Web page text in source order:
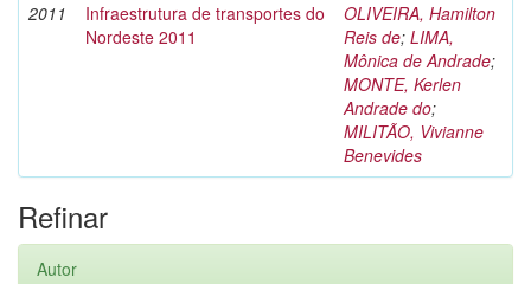
2011
Infraestrutura de transportes do
Nordeste 2011
OLIVEIRA, Hamilton
Reis de; LIMA,
Mônica de Andrade;
MONTE, Kerlen
Andrade do;
MILITÃO, Vivianne
Benevides
Refinar
Autor